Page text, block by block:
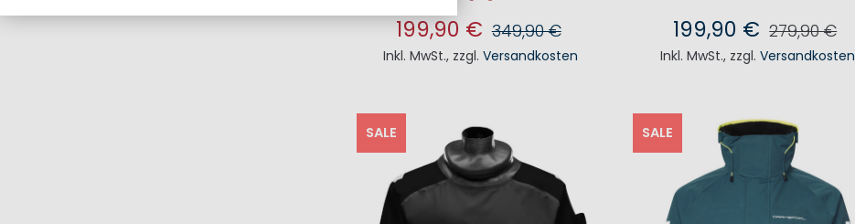
199,90 € 349,90 €
Inkl. MwSt., zzgl.Versandkosten
199,90 € 279,90 €
Inkl. MwSt., zzgl. Versandkosten
SALE SALE